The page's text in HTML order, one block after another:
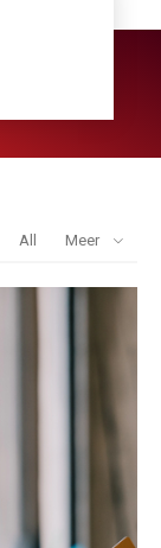
All Meer